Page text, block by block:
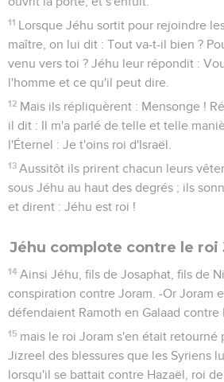
11 Lorsque Jéhu sortit pour rejoindre
maître, on lui dit : Tout va-t-il bien ?
venu vers toi ? Jéhu leur répondit :
l'homme et ce qu'il peut dire.
12 Mais ils répliquèrent : Mensonge !
il dit : Il m'a parlé de telle et telle
l'Éternel : Je t'oins roi d'Israël.
13 Aussitôt ils prirent chacun leurs
sous Jéhu au haut des degrés ; ils
et dirent : Jéhu est roi !
Jéhu complote contre le roi
14 Ainsi Jéhu, fils de Josaphat, fils de
conspiration contre Joram. -Or Joram
défendaient Ramoth en Galaad contre
15 mais le roi Joram s'en était retourné
Jizreel des blessures que les Syriens
lorsqu'il se battait contre Hazaël, roi